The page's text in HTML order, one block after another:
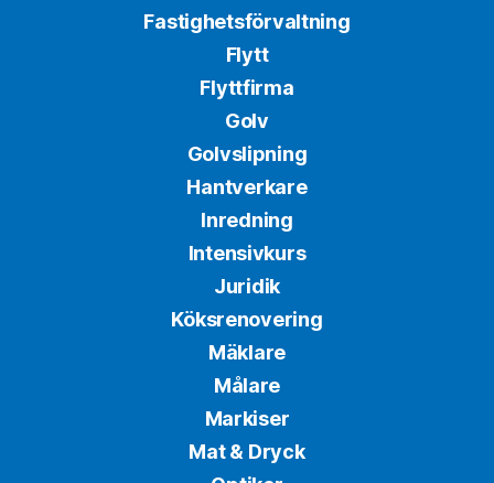
Fastighetsförvaltning
Flytt
Flyttfirma
Golv
Golvslipning
Hantverkare
Inredning
Intensivkurs
Juridik
Köksrenovering
Mäklare
Målare
Markiser
Mat & Dryck